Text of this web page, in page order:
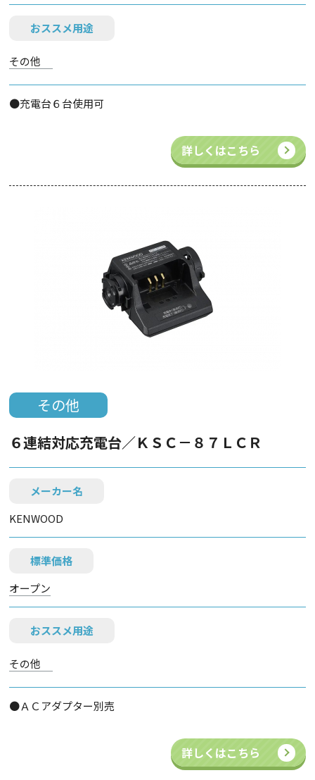
おススメ用途
その他
●充電台６台使用可
詳しくはこちら
その他
６連結対応充電台／ＫＳＣ－８７ＬＣＲ
メーカー名
KENWOOD
標準価格
オープン
おススメ用途
その他
●ＡＣアダプター別売
詳しくはこちら